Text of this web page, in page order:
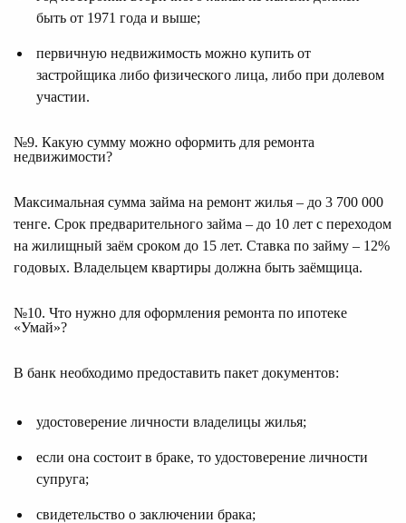
быть от 1971 года и выше;
первичную недвижимость можно купить от
застройщика либо физического лица, либо при долевом
участии.
№9. Какую сумму можно оформить для ремонта
недвижимости?
Максимальная сумма займа на ремонт жилья – до 3 700 000
тенге. Срок предварительного займа – до 10 лет с переходом
на жилищный заём сроком до 15 лет. Ставка по займу – 12%
годовых. Владельцем квартиры должна быть заёмщица.
№10. Что нужно для оформления ремонта по ипотеке
«Умай»?
В банк необходимо предоставить пакет документов:
удостоверение личности владелицы жилья;
если она состоит в браке, то удостоверение личности
супруга;
свидетельство о заключении брака;